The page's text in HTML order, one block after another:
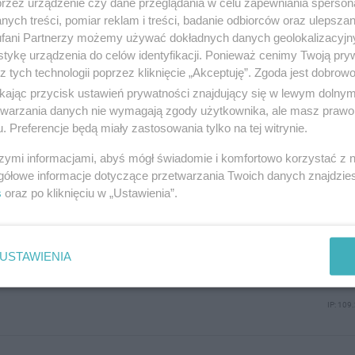
IP:
była mortadela i wszystko surowe powinni zamknąć ???
zauważyłam
IP:
treści, pomiar reklam i treści, badanie odbiorców oraz
Partnerzy możemy używać dokładnych danych
urządzenia do celów identyfikacji. Ponieważ cenimy Twoją
tych technologii poprzez kliknięcie „Akceptuję”. Zgoda jest
przycisk ustawień prywatności znajdujący się w lewym
danych nie wymagają zgody użytkownika, ale masz
Preferencje będą miały zastosowania tylko na tej witrynie.
informacjami, abyś mógł świadomie i komfortowo korzystać z
informacje dotyczące przetwarzania Twoich danych
oraz po kliknięciu w „Ustawienia”.
USTAWIENIA